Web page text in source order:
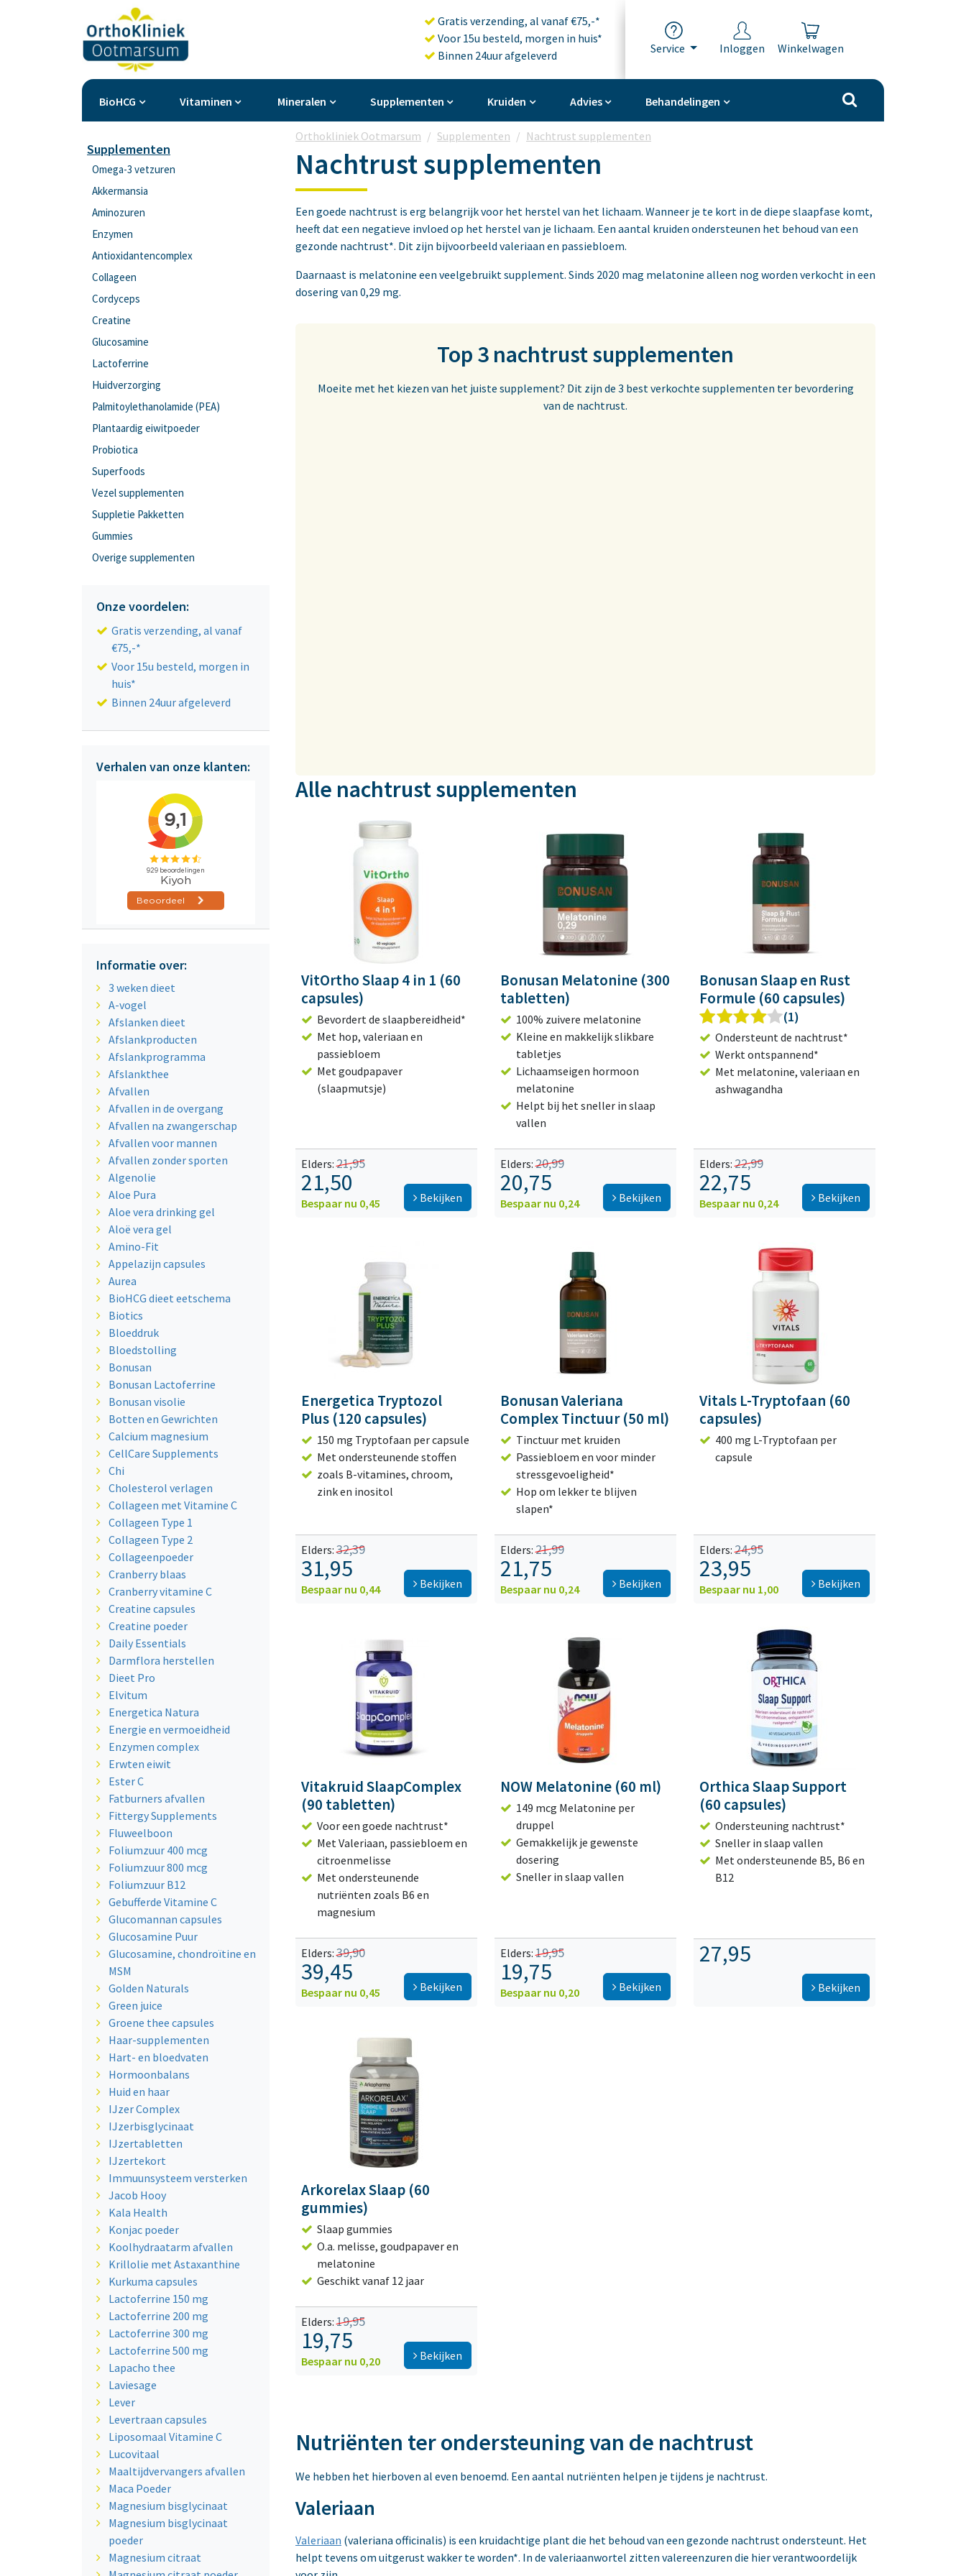
Service Inloggen Winkelwagen
Gratis verzending, al vanaf €75,-*
Voor 15u besteld, morgen in huis*
Binnen 24uur afgeleverd
BioHCG Vitaminen Mineralen Supplementen Kruiden Advies Behandelingen
Supplementen
Omega-3 vetzuren
Akkermansia
Aminozuren
Enzymen
Antioxidantencomplex
Collageen
Cordyceps
Creatine
Glucosamine
Lactoferrine
Huidverzorging
Palmitoylethanolamide (PEA)
Plantaardig eiwitpoeder
Probiotica
Superfoods
Vezel supplementen
Suppletie Pakketten
Gummies
Overige supplementen
Onze voordelen:
Gratis verzending, al vanaf
€75,-*
Voor 15u besteld, morgen in
huis*
Binnen 24uur afgeleverd
Verhalen van onze klanten:
Informatie over:
3 weken dieet
A-vogel
Afslanken dieet
Afslankproducten
Afslankprogramma
Afslankthee
Afvallen
Afvallen in de overgang
Afvallen na zwangerschap
Afvallen voor mannen
Afvallen zonder sporten
Algenolie
Aloe Pura
Aloe vera drinking gel
Aloë vera gel
Amino-Fit
Appelazijn capsules
Aurea
BioHCG dieet eetschema
Biotics
Bloeddruk
Bloedstolling
Bonusan
Bonusan Lactoferrine
Bonusan visolie
Botten en Gewrichten
Calcium magnesium
CellCare Supplements
Chi
Cholesterol verlagen
Collageen met Vitamine C
Collageen Type 1
Collageen Type 2
Collageenpoeder
Cranberry blaas
Cranberry vitamine C
Creatine capsules
Creatine poeder
Daily Essentials
Darmflora herstellen
Dieet Pro
Elvitum
Energetica Natura
Energie en vermoeidheid
Enzymen complex
Erwten eiwit
Ester C
Fatburners afvallen
Fittergy Supplements
Fluweelboon
Foliumzuur 400 mcg
Foliumzuur 800 mcg
Foliumzuur B12
Gebufferde Vitamine C
Glucomannan capsules
Glucosamine Puur
Glucosamine, chondroïtine en
MSM
Golden Naturals
Green juice
Groene thee capsules
Haar-supplementen
Hart- en bloedvaten
Hormoonbalans
Huid en haar
IJzer Complex
IJzerbisglycinaat
IJzertabletten
IJzertekort
Immuunsysteem versterken
Jacob Hooy
Kala Health
Konjac poeder
Koolhydraatarm afvallen
Krillolie met Astaxanthine
Kurkuma capsules
Lactoferrine 150 mg
Lactoferrine 200 mg
Lactoferrine 300 mg
Lactoferrine 500 mg
Lapacho thee
Laviesage
Lever
Levertraan capsules
Liposomaal Vitamine C
Lucovitaal
Maaltijdvervangers afvallen
Maca Poeder
Magnesium bisglycinaat
Magnesium bisglycinaat
poeder
Magnesium citraat
Orthokliniek Ootmarsum Supplementen Nachtrust supplementen
Nachtrust supplementen
Een goede nachtrust is erg belangrijk voor het herstel van het lichaam. Wanneer je te kort in de diepe slaapfase komt,
heeft dat een negatieve invloed op het herstel van je lichaam. Een aantal kruiden ondersteunen het behoud van een
gezonde nachtrust*. Dit zijn bijvoorbeeld valeriaan en passiebloem.
Daarnaast is melatonine een veelgebruikt supplement. Sinds 2020 mag melatonine alleen nog worden verkocht in een
dosering van 0,29 mg.
Top 3 nachtrust supplementen
Moeite met het kiezen van het juiste supplement? Dit zijn de 3 best verkochte supplementen ter bevordering
van de nachtrust.
Alle nachtrust supplementen
VitOrtho Slaap 4 in 1 (60
capsules)
Bevordert de slaapbereidheid*
Met hop, valeriaan en
passiebloem
Met goudpapaver
(slaapmutsje)
Elders:21,95
21,50
Bespaar nu 0,45 Bekijken
Bonusan Melatonine (300
tabletten)
100% zuivere melatonine
Kleine en makkelijk slikbare
tabletjes
Lichaamseigen hormoon
melatonine
Helpt bij het sneller in slaap
vallen
Elders:20,99
20,75
Bespaar nu 0,24 Bekijken
Bonusan Slaap en Rust
Formule (60 capsules)
(1)
Ondersteunt de nachtrust*
Werkt ontspannend*
Met melatonine, valeriaan en
ashwagandha
Elders:22,99
22,75
Bespaar nu 0,24 Bekijken
Energetica Tryptozol
Plus (120 capsules)
150 mg Tryptofaan per capsule
Met ondersteunende stoffen
zoals B-vitamines, chroom,
zink en inositol
Elders:32,39
31,95
Bespaar nu 0,44 Bekijken
Bonusan Valeriana
Complex Tinctuur (50 ml)
Tinctuur met kruiden
Passiebloem en voor minder
stressgevoeligheid*
Hop om lekker te blijven
slapen*
Elders:21,99
21,75
Bespaar nu 0,24 Bekijken
Vitals L-Tryptofaan (60
capsules)
400 mg L-Tryptofaan per
capsule
Elders:24,95
23,95
Bespaar nu 1,00 Bekijken
Vitakruid SlaapComplex
(90 tabletten)
Voor een goede nachtrust*
Met Valeriaan, passiebloem en
citroenmelisse
Met ondersteunende
nutriënten zoals B6 en
magnesium
Elders:39,90
39,45
Bespaar nu 0,45 Bekijken
NOW Melatonine (60 ml)
149 mcg Melatonine per
druppel
Gemakkelijk je gewenste
dosering
Sneller in slaap vallen
Elders:19,95
19,75
Bespaar nu 0,20 Bekijken
Orthica Slaap Support
(60 capsules)
Ondersteuning nachtrust*
Sneller in slaap vallen
Met ondersteunende B5, B6 en
B12
27,95
Bekijken
Arkorelax Slaap (60
gummies)
Slaap gummies
O.a. melisse, goudpapaver en
melatonine
Geschikt vanaf 12 jaar
Elders:19,95
19,75
Bespaar nu 0,20 Bekijken
Nutriënten ter ondersteuning van de nachtrust
We hebben het hierboven al even benoemd. Een aantal nutriënten helpen je tijdens je nachtrust.
Valeriaan
Valeriaan (valeriana officinalis) is een kruidachtige plant die het behoud van een gezonde nachtrust ondersteunt. Het
helpt tevens om uitgerust wakker te worden*. In de valeriaanwortel zitten valereenzuren die hier verantwoordelijk